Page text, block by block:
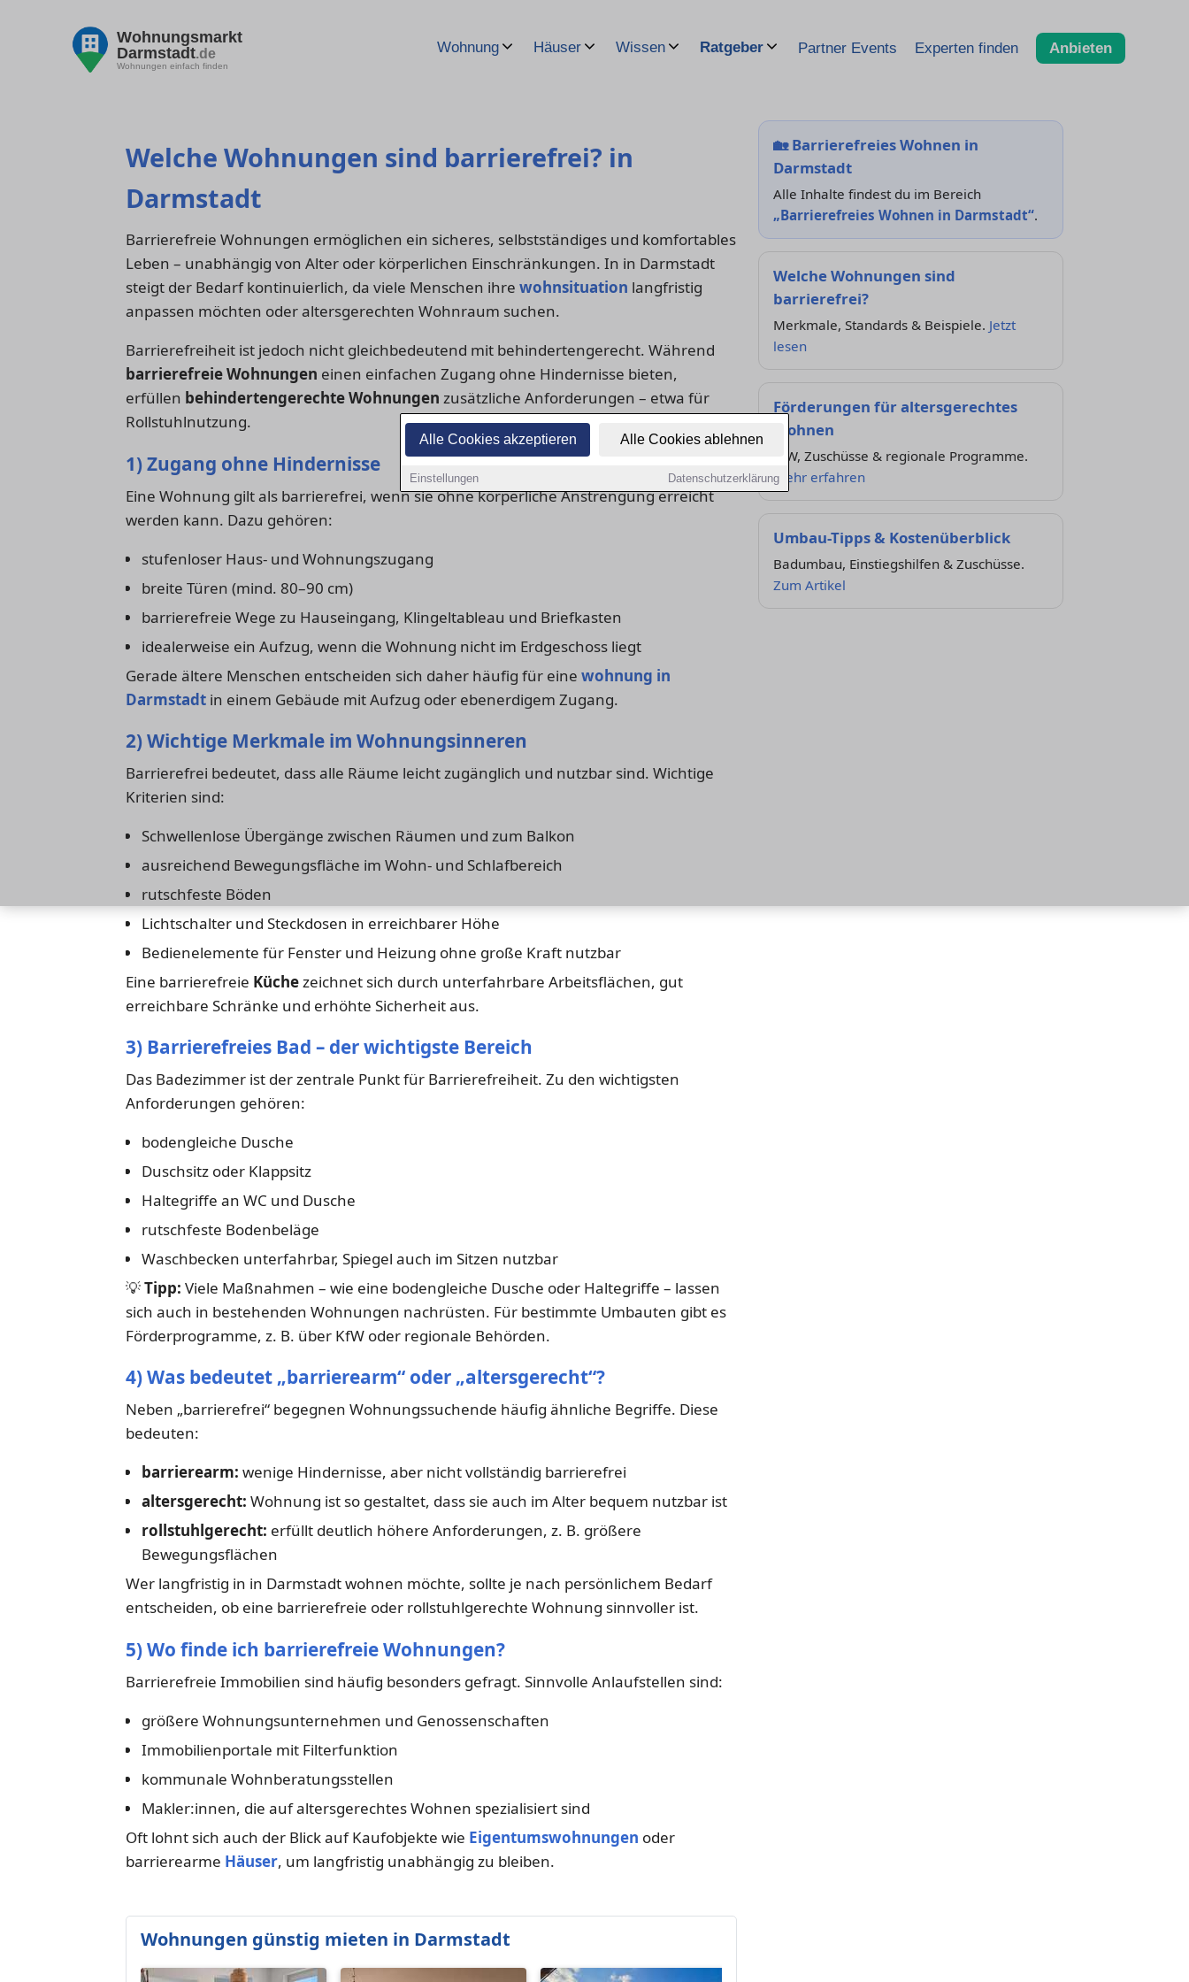
Alle Cookies akzeptieren Alle Cookies ablehnen
Einstellungen Datenschutzerklärung
Wohnungsmarkt
Darmstadt.de
Wohnungen einfach finden
Wohnung Häuser Wissen Ratgeber Partner Events Experten finden Anbieten
Welche Wohnungen sind barrierefrei? in
Darmstadt
Barrierefreie Wohnungen ermöglichen ein sicheres, selbstständiges und komfortables
Leben – unabhängig von Alter oder körperlichen Einschränkungen. In in Darmstadt
steigt der Bedarf kontinuierlich, da viele Menschen ihre wohnsituation langfristig
anpassen möchten oder altersgerechten Wohnraum suchen.
Barrierefreiheit ist jedoch nicht gleichbedeutend mit behindertengerecht. Während
barrierefreie Wohnungen einen einfachen Zugang ohne Hindernisse bieten,
erfüllen behindertengerechte Wohnungen zusätzliche Anforderungen – etwa für
Rollstuhlnutzung.
1) Zugang ohne Hindernisse
Eine Wohnung gilt als barrierefrei, wenn sie ohne körperliche Anstrengung erreicht
werden kann. Dazu gehören:
stufenloser Haus- und Wohnungszugang
breite Türen (mind. 80–90 cm)
barrierefreie Wege zu Hauseingang, Klingeltableau und Briefkasten
idealerweise ein Aufzug, wenn die Wohnung nicht im Erdgeschoss liegt
Gerade ältere Menschen entscheiden sich daher häufig für eine wohnung in
Darmstadt in einem Gebäude mit Aufzug oder ebenerdigem Zugang.
2) Wichtige Merkmale im Wohnungsinneren
Barrierefrei bedeutet, dass alle Räume leicht zugänglich und nutzbar sind. Wichtige
Kriterien sind:
Schwellenlose Übergänge zwischen Räumen und zum Balkon
ausreichend Bewegungsfläche im Wohn- und Schlafbereich
rutschfeste Böden
Lichtschalter und Steckdosen in erreichbarer Höhe
Bedienelemente für Fenster und Heizung ohne große Kraft nutzbar
Eine barrierefreie Küchezeichnet sich durch unterfahrbare Arbeitsflächen, gut
erreichbare Schränke und erhöhte Sicherheit aus.
3) Barrierefreies Bad – der wichtigste Bereich
Das Badezimmer ist der zentrale Punkt für Barrierefreiheit. Zu den wichtigsten
Anforderungen gehören:
bodengleiche Dusche
Duschsitz oder Klappsitz
Haltegriffe an WC und Dusche
rutschfeste Bodenbeläge
Waschbecken unterfahrbar, Spiegel auch im Sitzen nutzbar
💡Tipp: Viele Maßnahmen – wie eine bodengleiche Dusche oder Haltegriffe – lassen
sich auch in bestehenden Wohnungen nachrüsten. Für bestimmte Umbauten gibt es
Förderprogramme, z. B. über KfW oder regionale Behörden.
4) Was bedeutet „barrierearm“ oder „altersgerecht“?
Neben „barrierefrei“ begegnen Wohnungssuchende häufig ähnliche Begriffe. Diese
bedeuten:
barrierearm: wenige Hindernisse, aber nicht vollständig barrierefrei
altersgerecht: Wohnung ist so gestaltet, dass sie auch im Alter bequem nutzbar ist
rollstuhlgerecht: erfüllt deutlich höhere Anforderungen, z. B. größere
Bewegungsflächen
Wer langfristig in in Darmstadt wohnen möchte, sollte je nach persönlichem Bedarf
entscheiden, ob eine barrierefreie oder rollstuhlgerechte Wohnung sinnvoller ist.
5) Wo finde ich barrierefreie Wohnungen?
Barrierefreie Immobilien sind häufig besonders gefragt. Sinnvolle Anlaufstellen sind:
größere Wohnungsunternehmen und Genossenschaften
Immobilienportale mit Filterfunktion
kommunale Wohnberatungsstellen
Makler:innen, die auf altersgerechtes Wohnen spezialisiert sind
Oft lohnt sich auch der Blick auf Kaufobjekte wie Eigentumswohnungen oder
barrierearme Häuser, um langfristig unabhängig zu bleiben.
Wohnungen günstig mieten in Darmstadt
🏡Barrierefreies Wohnen in
Darmstadt
Alle Inhalte findest du im Bereich
„Barrierefreies Wohnen in Darmstadt“.
Welche Wohnungen sind
barrierefrei?
Merkmale, Standards & Beispiele. Jetzt
lesen
Förderungen für altersgerechtes
Wohnen
KfW, Zuschüsse & regionale Programme.
Mehr erfahren
Umbau-Tipps & Kostenüberblick
Badumbau, Einstiegshilfen & Zuschüsse.
Zum Artikel